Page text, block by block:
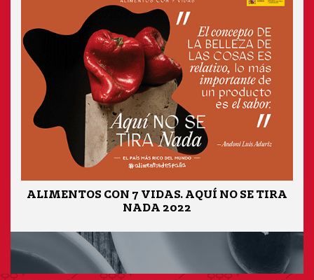
ALIMENTOS CON 7 VIDAS. AQUÍ NO SE TIRA
NADA 2022